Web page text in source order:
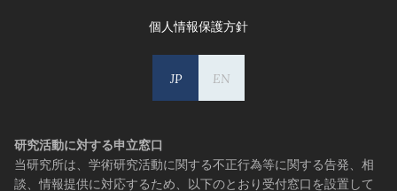
個人情報保護方針
JP EN
研究活動に対する申立窓口
当研究所は、学術研究活動に関する不正行為等に関する告発、相
談、情報提供に対応するため、
以下のとおり受付窓口を設置して